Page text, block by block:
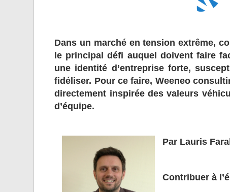
Dans un marché en tension extrême,
le principal défi auquel doivent faire
une identité d’entreprise forte,
fidéliser. Pour ce faire, Weeneo
directement inspirée des valeurs
d’équipe.
Par Lauris
Contribuer à